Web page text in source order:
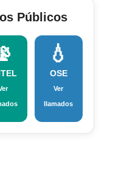
Públicos
💧
OSE
Ver
llamados